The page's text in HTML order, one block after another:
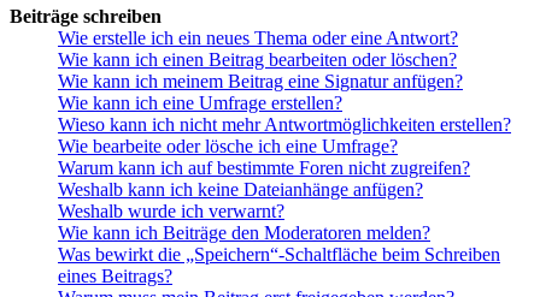
Beiträge schreiben
Wie erstelle ich ein neues Thema oder eine Antwort?
Wie kann ich einen Beitrag bearbeiten oder löschen?
Wie kann ich meinem Beitrag eine Signatur anfügen?
Wie kann ich eine Umfrage erstellen?
Wieso kann ich nicht mehr Antwortmöglichkeiten erstellen?
Wie bearbeite oder lösche ich eine Umfrage?
Warum kann ich auf bestimmte Foren nicht zugreifen?
Weshalb kann ich keine Dateianhänge anfügen?
Weshalb wurde ich verwarnt?
Wie kann ich Beiträge den Moderatoren melden?
Was bewirkt die „Speichern“-Schaltfläche beim Schreiben
eines Beitrags?